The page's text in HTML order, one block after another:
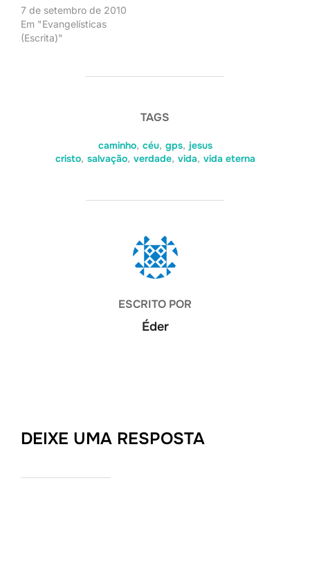
7 de setembro de 2010
Em "Evangelísticas
(Escrita)"
TAGS
caminho, céu, gps, jesus
cristo, salvação, verdade, vida, vida eterna
AUTOR DO POST
ESCRITO POR
Éder
DEIXE UMA RESPOSTA